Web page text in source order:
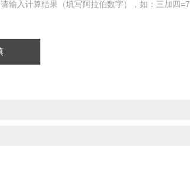
请输入计算结果（填写阿拉伯数字），如：三加四=7